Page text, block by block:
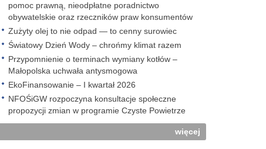
pomoc prawną, nieodpłatne poradnictwo
obywatelskie oraz rzeczników praw konsumentów
Zużyty olej to nie odpad — to cenny surowiec
Światowy Dzień Wody – chrońmy klimat razem
Przypomnienie o terminach wymiany kotłów –
Małopolska uchwała antysmogowa
EkoFinansowanie – I kwartał 2026
NFOŚiGW rozpoczyna konsultacje społeczne
propozycji zmian w programie Czyste Powietrze
więcej